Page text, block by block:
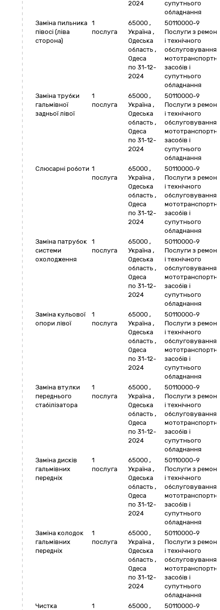
2024
супутнього
обладнання
Заміна пильника
півосі (ліва
сторона)
1
послуга
65000 ,
Україна ,
Одеська
область ,
Одеса
по 31-12-
2024
50110000-9
Послуги з
і технічного
обслуговування
засобів і
супутнього
обладнання
Заміна трубки
гальмівної
задньої лівої
1
послуга
65000 ,
Україна ,
Одеська
область ,
Одеса
по 31-12-
2024
50110000-9
Послуги з
і технічного
обслуговування
засобів і
супутнього
обладнання
Слюсарні роботи 1
послуга
65000 ,
Україна ,
Одеська
область ,
Одеса
по 31-12-
2024
50110000-9
Послуги з
і технічного
обслуговування
засобів і
супутнього
обладнання
Заміна патрубок
системи
охолодження
1
послуга
65000 ,
Україна ,
Одеська
область ,
Одеса
по 31-12-
2024
50110000-9
Послуги з
і технічного
обслуговування
засобів і
супутнього
обладнання
Заміна кульової
опори лівої
1
послуга
65000 ,
Україна ,
Одеська
область ,
Одеса
по 31-12-
2024
50110000-9
Послуги з
і технічного
обслуговування
засобів і
супутнього
обладнання
Заміна втулки
переднього
стабілізатора
1
послуга
65000 ,
Україна ,
Одеська
область ,
Одеса
по 31-12-
2024
50110000-9
Послуги з
і технічного
обслуговування
засобів і
супутнього
обладнання
Заміна дисків
гальмівних
передніх
1
послуга
65000 ,
Україна ,
Одеська
область ,
Одеса
по 31-12-
2024
50110000-9
Послуги з
і технічного
обслуговування
засобів і
супутнього
обладнання
Заміна колодок
гальмівних
передніх
1
послуга
65000 ,
Україна ,
Одеська
область ,
Одеса
по 31-12-
2024
50110000-9
Послуги з
і технічного
обслуговування
засобів і
супутнього
обладнання
Чистка
1
65000 ,
50110000-9